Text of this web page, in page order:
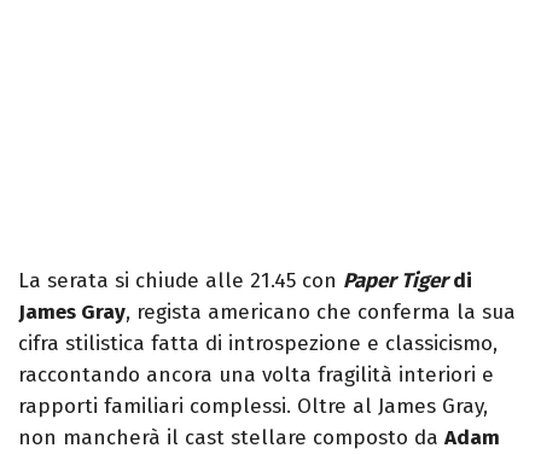
La serata si chiude alle 21.45 con Paper Tigerdi
James Gray, regista americano che conferma la sua
cifra stilistica fatta di introspezione e classicismo,
raccontando ancora una volta fragilità interiori e
rapporti familiari complessi. Oltre al James Gray,
non mancherà il cast stellare composto da Adam